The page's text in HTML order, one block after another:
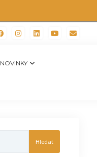
NOVINKY